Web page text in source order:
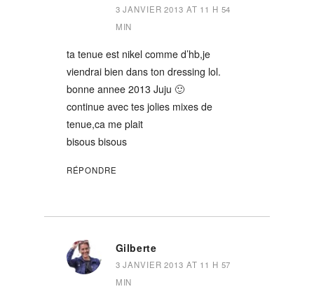
3 JANVIER 2013 AT 11 H 54
MIN
ta tenue est nikel comme d’hb,je
viendrai bien dans ton dressing lol.
bonne annee 2013 Juju 🙂
continue avec tes jolies mixes de
tenue,ca me plait
bisous bisous
RÉPONDRE
Gilberte
3 JANVIER 2013 AT 11 H 57
MIN